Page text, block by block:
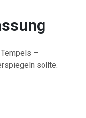
–
sollte.